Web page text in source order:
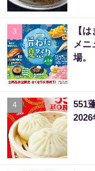
3
【
メニ
場。
4
551
2026